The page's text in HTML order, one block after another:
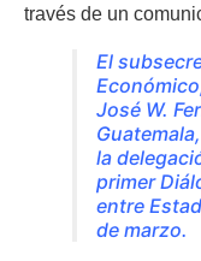
través de un
El
José W.
la
primer
entre
de marzo.